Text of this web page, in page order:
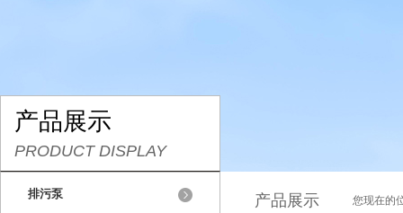
产品展示
PRODUCT DISPLAY
排污泵 产品展示 您现在的